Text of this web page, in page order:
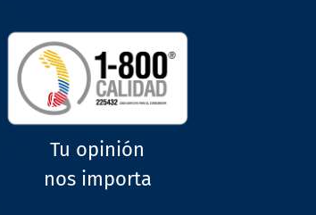
Tu opinión
nos importa